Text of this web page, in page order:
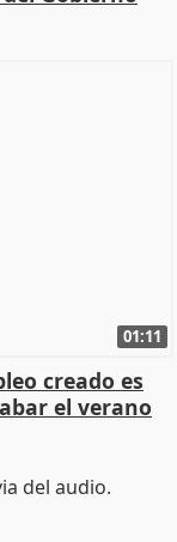
01:11
creado es
el verano